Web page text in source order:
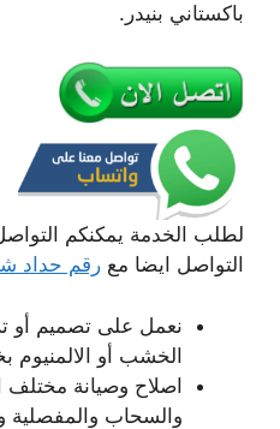
باكستاني بنيدر.
لطلب الخدمة يمكنكم
التواصل ايضا مع رقم حداد
نعمل على تصميم أو
الخشب أو الالمنيوم
اصلاح وصيانة مختلف
والسحاب والمفصلية